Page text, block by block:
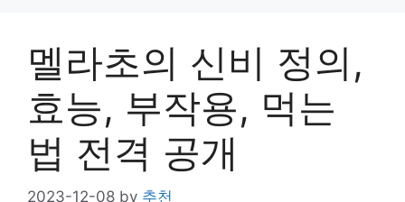
멜라초의 신비 정의,
효능, 부작용, 먹는
법 전격 공개
2023-12-08 by 추천